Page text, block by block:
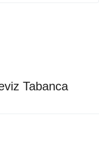
Tabanca